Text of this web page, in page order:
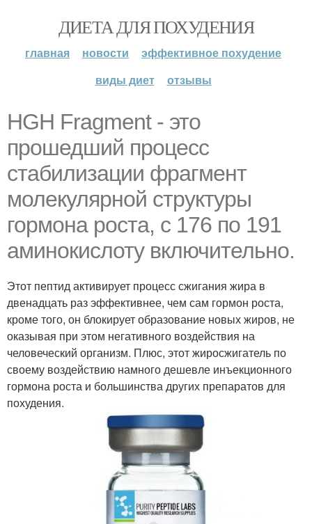
ДИЕТА ДЛЯ ПОХУДЕНИЯ
главная новости
эффективное похудение
виды диет
отзывы
HGH Fragment - это
прошедший процесс
стабилизации фрагмент
молекулярной структуры
гормона роста, с 176 по 191
аминокислоту включительно.
Этот пептид активирует процесс сжигания жира в
двенадцать раз эффективнее, чем сам гормон роста,
кроме того, он блокирует образование новых жиров, не
оказывая при этом негативного воздействия на
человеческий организм. Плюс, этот жиросжигатель по
своему воздействию намного дешевле инъекционного
гормона роста и большинства других препаратов для
похудения.